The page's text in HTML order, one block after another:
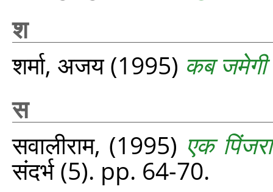
श
शर्मा, अजय (1995) कब
स
सवालीराम, (1995) एक
संदर्भ (5). pp. 64-70.